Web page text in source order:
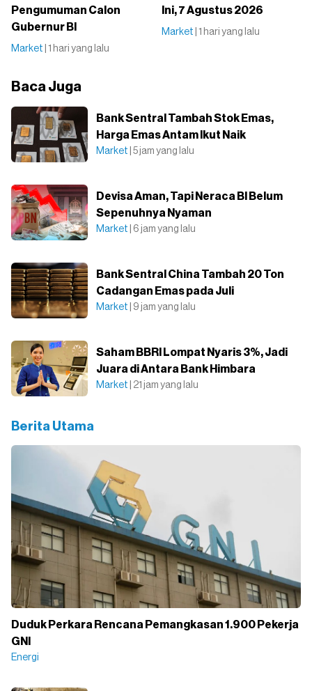
Pengumuman Calon
Gubernur BI
Market | 1 hari yang lalu
Ini, 7 Agustus 2026
Market | 1 hari yang lalu
Baca Juga
Bank Sentral Tambah Stok Emas,
Harga Emas Antam Ikut Naik
Market | 5 jam yang lalu
Devisa Aman, Tapi Neraca BI Belum
Sepenuhnya Nyaman
Market | 6 jam yang lalu
Bank Sentral China Tambah 20 Ton
Cadangan Emas pada Juli
Market | 9 jam yang lalu
Saham BBRI Lompat Nyaris 3%, Jadi
Juara di Antara Bank Himbara
Market | 21 jam yang lalu
Berita Utama
Duduk Perkara Rencana Pemangkasan 1.900 Pekerja
GNI
Energi